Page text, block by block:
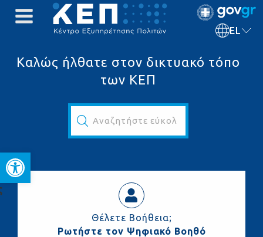
Ανοίξτε τη γραμμή
EL
Καλώς ήλθατε στον δικτυακό τόπο
των ΚΕΠ
Αναζητήστε εύκολα και γρήγορα...
Θέλετε Βοήθεια;
Ρωτήστε τον Ψηφιακό Βοηθό